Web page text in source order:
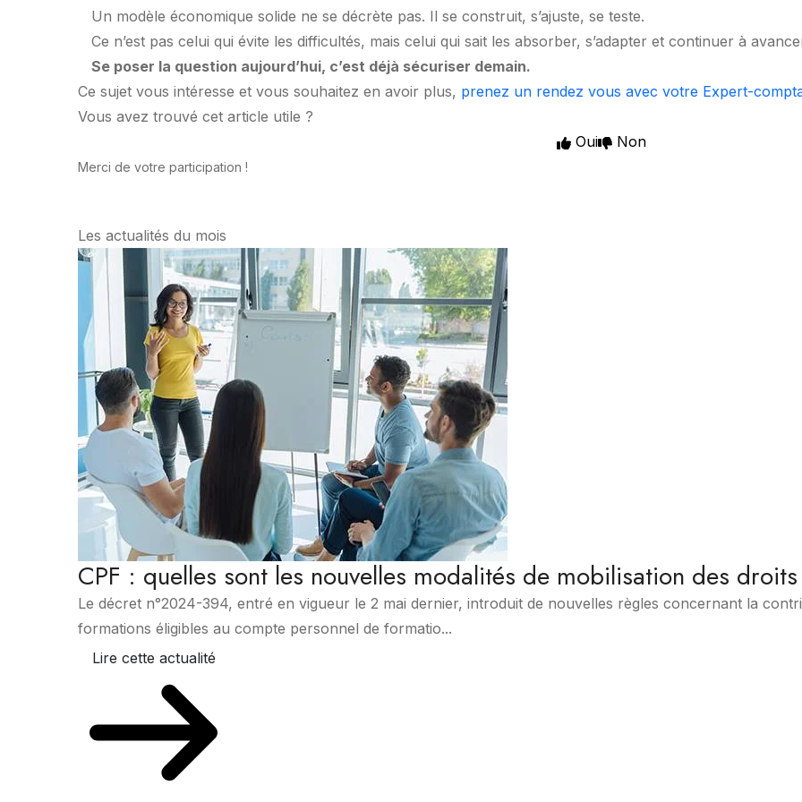
Un modèle économique solide ne se décrète pas. Il se construit, s’ajuste, se teste.
Ce n’est pas celui qui évite les difficultés, mais celui qui sait les absorber, s’adapter et continuer à
Se poser la question aujourd’hui, c’est déjà sécuriser demain.
Ce sujet vous intéresse et vous souhaitez en avoir plus, prenez un rendez vous avec votre Expert-
Vous avez trouvé cet article utile ?
Oui
Non
Merci de votre participation !
Les actualités du mois
CPF : quelles sont les nouvelles modalités de mobilisation des
Le décret n°2024-394, entré en vigueur le 2 mai dernier, introduit de nouvelles règles concernant la
formations éligibles au compte personnel de formatio...
Lire cette actualité